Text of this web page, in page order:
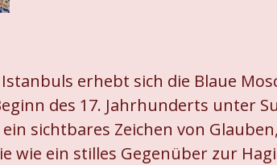
erhebt sich die Blaue
des 17. Jahrhunderts unter
sichtbares Zeichen von
wie ein stilles Gegenüber zur